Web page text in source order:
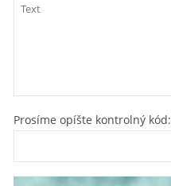
Prosíme opíšte kontrolný kód: